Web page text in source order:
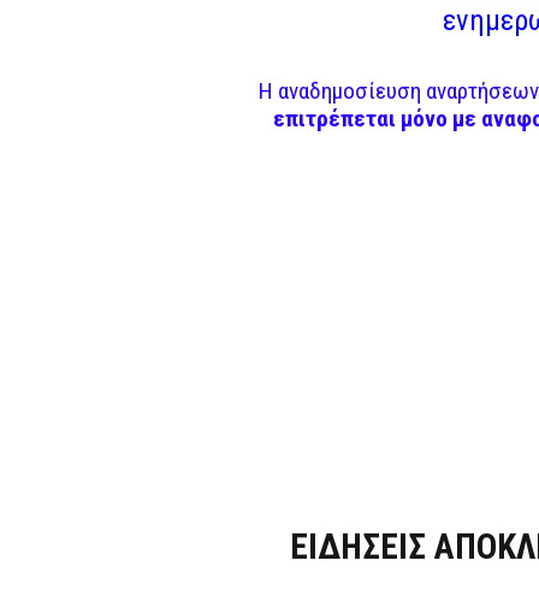
Η αναδημοσίευση
επιτρέπεται μόνο με
ΕΙΔΗΣΕΙΣ